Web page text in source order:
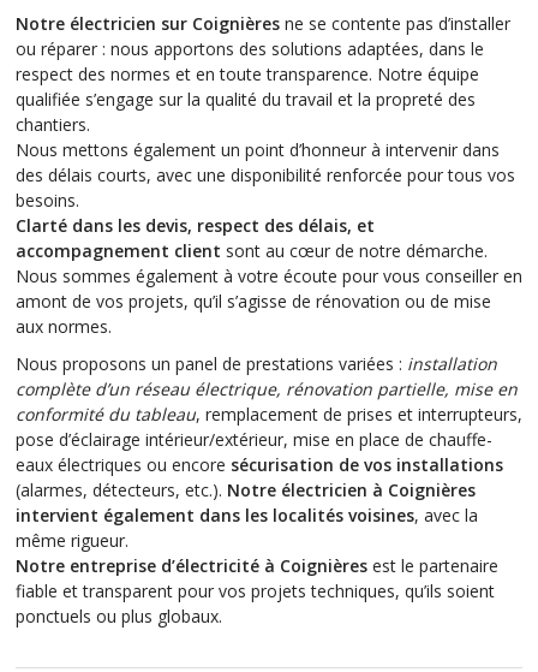
Notre électricien sur Coignières ne se contente pas d’installer
ou réparer : nous apportons des solutions adaptées, dans le
respect des normes et en toute transparence. Notre équipe
qualifiée s’engage sur la qualité du travail et la propreté des
chantiers.
Nous mettons également un point d’honneur à intervenir dans
des délais courts, avec une disponibilité renforcée pour tous vos
besoins.
Clarté dans les devis, respect des délais, et
accompagnement client sont au cœur de notre démarche.
Nous sommes également à votre écoute pour vous conseiller en
amont de vos projets, qu’il s’agisse de rénovation ou de mise
aux normes.
Nous proposons un panel de prestations variées : installation
complète d’un réseau électrique, rénovation partielle, mise en
conformité du tableau, remplacement de prises et interrupteurs,
pose d’éclairage intérieur/extérieur, mise en place de chauffe-
eaux électriques ou encore sécurisation de vos installations
(alarmes, détecteurs, etc.). Notre électricien à Coignières
intervient également dans les localités voisines, avec la
même rigueur.
Notre entreprise d’électricité à Coignières est le partenaire
fiable et transparent pour vos projets techniques, qu’ils soient
ponctuels ou plus globaux.